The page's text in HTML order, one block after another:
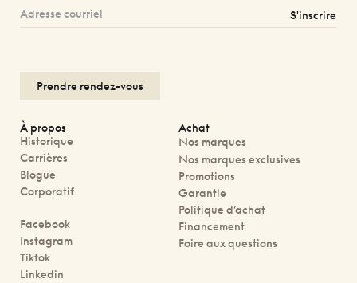
S'inscrire
Prendre rendez-vous
À propos
Historique
Carrières
Blogue
Corporatif
Facebook
Instagram
Tiktok
Linkedin
Achat
Nos marques
Nos marques exclusives
Promotions
Garantie
Politique d’achat
Financement
Foire aux questions